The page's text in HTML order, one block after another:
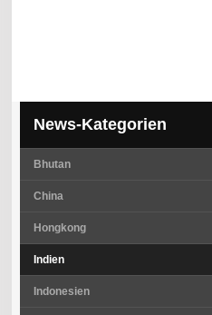
News-Kategorien
Bhutan
China
Hongkong
Indien
Indonesien